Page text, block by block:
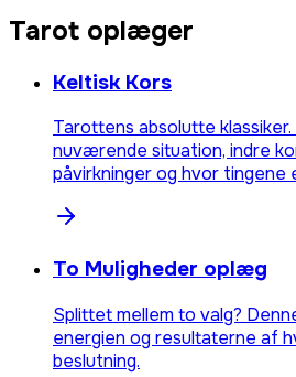
Tarot oplæger
Keltisk Kors
Tarottens absolutte
nuværende situation, indre
påvirkninger og hvor tingene
To Muligheder oplæg
Splittet mellem to valg?
energien og resultaterne af
beslutning.